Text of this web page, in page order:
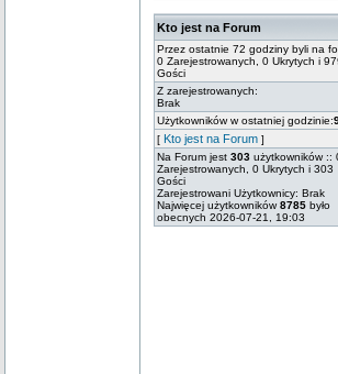
Kto jest na Forum
Przez ostatnie 72 godziny byli na
0 Zarejestrowanych, 0 Ukrytych i
Gości
Z zarejestrowanych:
Brak
Użytkowników w ostatniej godzinie:
[ Kto jest na Forum ]
Na Forum jest 303 użytkowników ::
Zarejestrowanych, 0 Ukrytych i 303
Gości
Zarejestrowani Użytkownicy: Brak
Najwięcej użytkowników8785 było
obecnych 2026-07-21, 19:03